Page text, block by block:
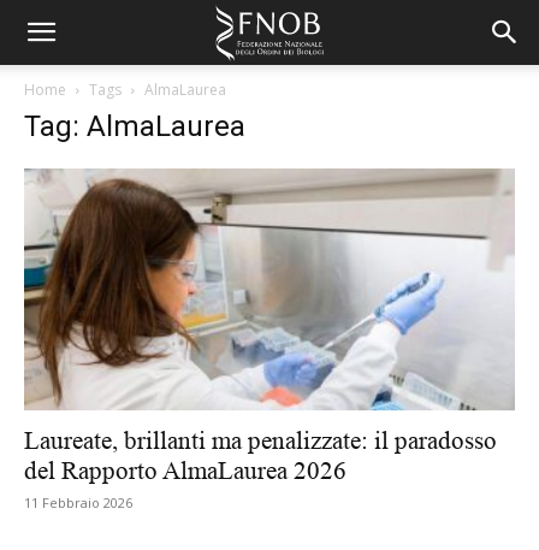
Home Tags AlmaLaurea
Tag: AlmaLaurea
Laureate, brillanti ma penalizzate: il paradosso
del Rapporto AlmaLaurea 2026
11 Febbraio 2026